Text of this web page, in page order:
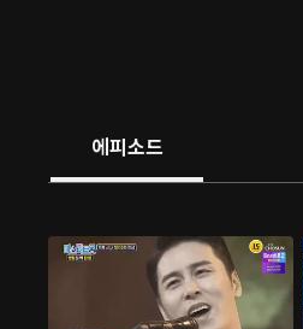
에피소드